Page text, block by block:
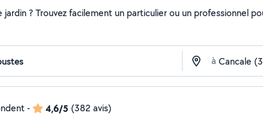
? Trouvez facilement un particulier ou un professionnel
à
- 4,6/5 (382 avis)